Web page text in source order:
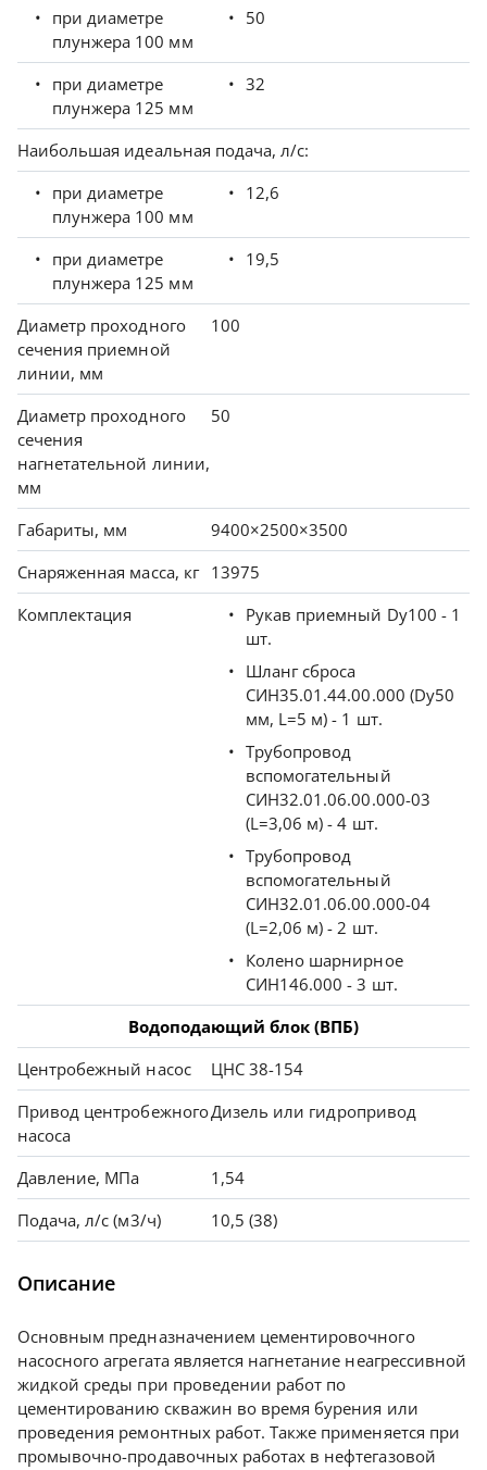
при диаметре
плунжера 100 мм
50
при диаметре
плунжера 125 мм
32
Наибольшая идеальная подача, л/с:
при диаметре
плунжера 100 мм
12,6
при диаметре
плунжера 125 мм
19,5
Диаметр проходного
сечения приемной
линии, мм
100
Диаметр проходного
сечения
нагнетательной линии,
мм
50
Габариты, мм
9400×2500×3500
Снаряженная масса, кг
13975
Комплектация
Рукав приемный Dу100 - 1
шт.
Шланг сброса
СИН35.01.44.00.000 (Dу50
мм, L=5 м) - 1 шт.
Трубопровод
вспомогательный
СИН32.01.06.00.000-03
(L=3,06 м) - 4 шт.
Трубопровод
вспомогательный
СИН32.01.06.00.000-04
(L=2,06 м) - 2 шт.
Колено шарнирное
СИН146.000 - 3 шт.
Водоподающий блок (ВПБ)
Центробежный насос
ЦНС 38-154
Привод центробежного
насоса
Дизель или гидропривод
Давление, МПа
1,54
Подача, л/с (м3/ч)
10,5 (38)
Описание
Основным предназначением цементировочного
насосного агрегата является нагнетание неагрессивной
жидкой среды при проведении работ по
цементированию скважин во время бурения или
проведения ремонтных работ. Также применяется при
промывочно-продавочных работах в нефтегазовой